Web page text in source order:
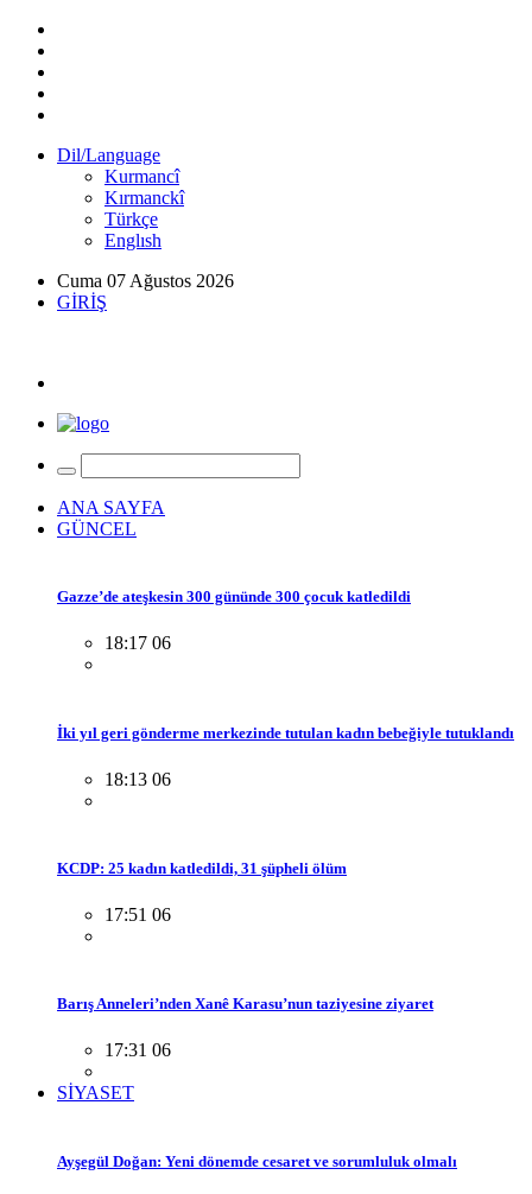
Dil/Language
Kurmancî
Kırmanckî
Türkçe
Englısh
Cuma 07 Ağustos 2026
GİRİŞ
ANA SAYFA
GÜNCEL
Gazze’de ateşkesin 300 gününde 300 çocuk katledildi
18:17 06
İki yıl geri gönderme merkezinde tutulan kadın bebeğiyle tutuklandı
18:13 06
KCDP: 25 kadın katledildi, 31 şüpheli ölüm
17:51 06
Barış Anneleri’nden Xanê Karasu’nun taziyesine ziyaret
17:31 06
SİYASET
Ayşegül Doğan: Yeni dönemde cesaret ve sorumluluk olmalı